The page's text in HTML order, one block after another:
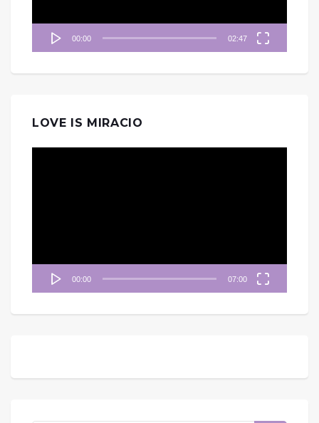
00:00 02:47
LOVE IS MIRACIO
00:00 07:00